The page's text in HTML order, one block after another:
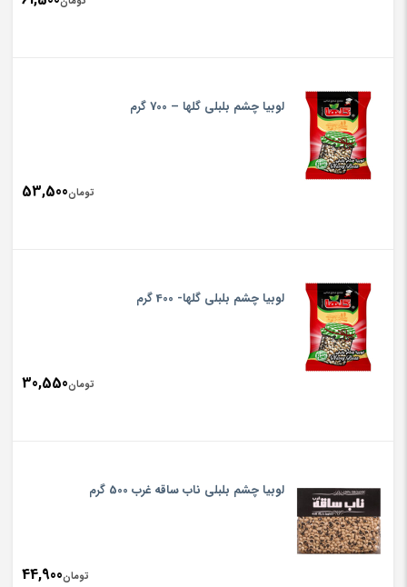
لوبیا چشم بلبلی گلها – 700 گرم
تومان53,500
لوبیا چشم بلبلی گلها- 400 گرم
تومان30,550
لوبیا چشم بلبلی ناب ساقه غرب 500 گرم
تومان44,900